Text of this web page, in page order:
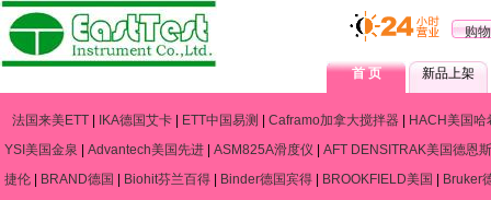
购
首 页 新品上架
法国来美ETT IKA德国艾卡 ETT中国易测 Caframo加拿大搅拌器
HACH美国哈
YSI美国金泉
Advantech美国先进| ASM825A滑度仪
AFT DENSITRAK美国德恩斯
捷伦| BRAND德国 Biohit芬兰百得| Binder德国宾得| BROOKFIELD美国
Bruker